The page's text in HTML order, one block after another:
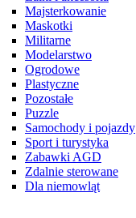
Majsterkowanie
Maskotki
Militarne
Modelarstwo
Ogrodowe
Plastyczne
Pozostałe
Puzzle
Samochody i pojazdy
Sport i turystyka
Zabawki AGD
Zdalnie sterowane
Dla niemowląt